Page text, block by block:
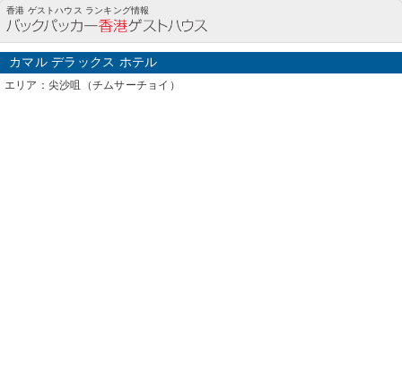
カマル デラックス ホテル(尖沙咀（チムサーチョイ）)の詳細情報
香港 ゲストハウス ランキング情報
カマル デラックス ホテル
エリア：尖沙咀（チムサーチョイ）